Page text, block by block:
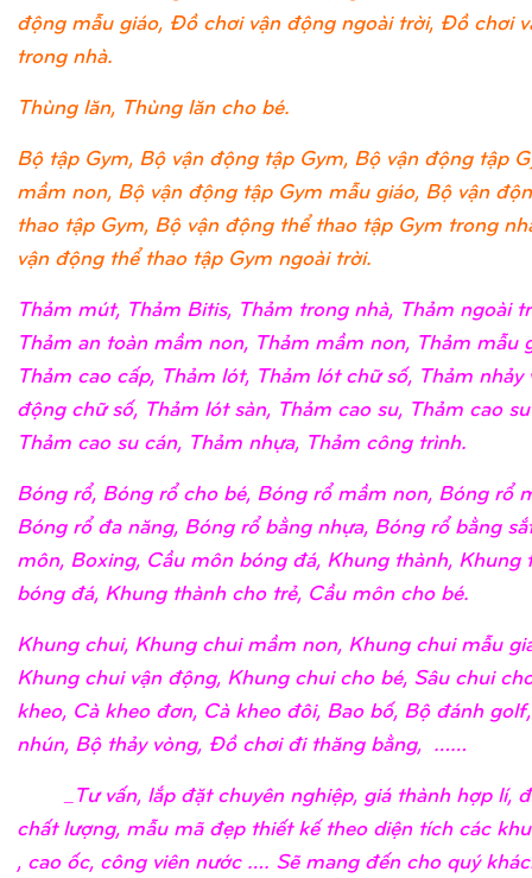
động mẫu giáo, Đồ chơi vận động ngoài trời, Đồ chơi
trong nhà.
Thùng lăn, Thùng lăn cho bé.
Bộ tập Gym, Bộ vận động tập Gym, Bộ vận động tập
mầm non, Bộ vận động tập Gym mẫu giáo, Bộ vận
thao tập Gym, Bộ vận động thể thao tập Gym trong
vận động thể thao tập Gym ngoài trời.
Thảm mút, Thảm Bitis, Thảm trong nhà, Thảm ngoài
Thảm an toàn mầm non, Thảm mầm non, Thảm mẫu
Thảm cao cấp, Thảm lót, Thảm lót chữ số, Thảm nhảy
động chữ số, Thảm lót sàn, Thảm cao su, Thảm cao
Thảm cao su cán, Thảm nhựa, Thảm công trình.
Bóng rổ, Bóng rổ cho bé, Bóng rổ mầm non, Bóng rổ
Bóng rổ đa năng, Bóng rổ bằng nhựa, Bóng rổ bằng
môn, Boxing, Cầu môn bóng đá, Khung thành, Khung
bóng đá, Khung thành cho trẻ, Cầu môn cho bé.
Khung chui, Khung chui mầm non, Khung chui mẫu
Khung chui vận động, Khung chui cho bé, Sâu chui
kheo, Cà kheo đơn, Cà kheo đôi, Bao bố, Bộ đánh
nhún, Bộ thảy vòng, Đồ chơi đi thăng bằng, ……
_Tư vấn, lắp đặt chuyên nghiệp, giá thành hợp lí,
chất lượng, mẫu mã đẹp thiết kế theo diện tích các
, cao ốc, công viên nước …. Sẽ mang đến cho quý